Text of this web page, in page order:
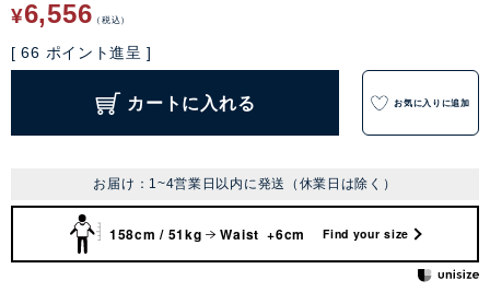
¥6,556 税込
[ 66 ポイント進呈 ]
カートに入れる お気に入りに追加
お届け：1~4営業日以内に発送（休業日は除く）
158cm / 51kg Waist +6cm Find your size